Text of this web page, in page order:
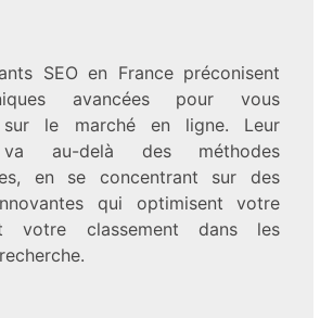
SEO en France préconisent
avancées pour vous
sur le marché en ligne. Leur
va au-delà des méthodes
en se concentrant sur des
qui optimisent votre
votre classement dans les